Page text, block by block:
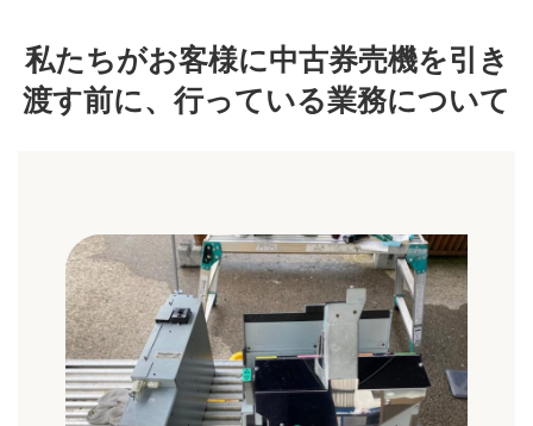
私たちがお客様に中古券売機を引き
渡す前に、行っている業務について